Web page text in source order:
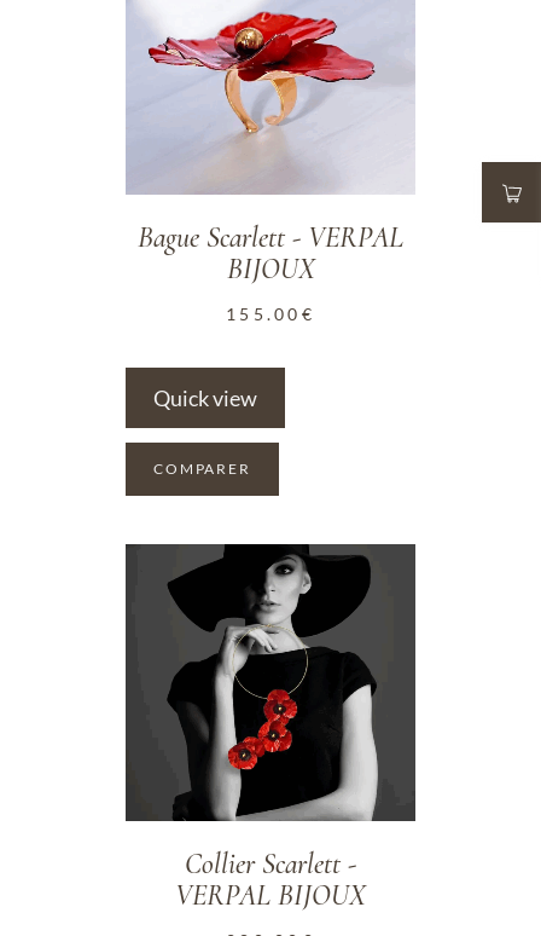
Bague Scarlett - VERPAL
BIJOUX
155.00 €
Quick view
COMPARER
ADD TO WISHLIST
Collier Scarlett -
VERPAL BIJOUX